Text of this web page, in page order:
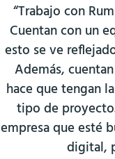
“Trabajo con
Cuentan con un
esto se ve
Además,
hace que tengan
tipo de
empresa que esté
digital,